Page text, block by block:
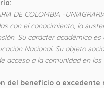
DE COLOMBIA
con el conocimiento, la
Su carácter académico
Nacional. Su objeto
acceso a la comunidad en
del beneficio o excedente